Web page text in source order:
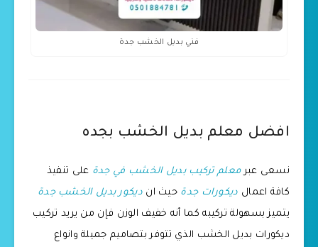
فني بديل الخشب جدة
افضل معلم بديل الخشب بجده
نسعى عبرمعلم تركيب بديل الخشب في جدة على تنفيذ
كافة اعمال ديكورات جدة حيث انديكور بديل الخشب جدة
يتميز بسهولة تركيبه كما أنه خفيف الوزن فإن من يريد تركيب
ديكورات بديل الخشب الذي تتوفر بتصاميم جميلة وانواع